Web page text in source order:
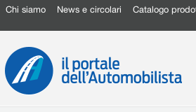
Chi siamo News e circolari Catalogo